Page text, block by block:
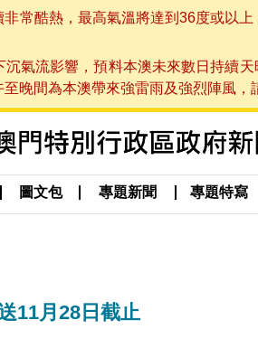
常酷熱，最高氣溫將達到36度或以
氣流影響，預料本澳未來數日持續
晚間為本澳帶來強雷雨及強烈陣風
圖文包 專題新聞 專題特寫
11月28日截止